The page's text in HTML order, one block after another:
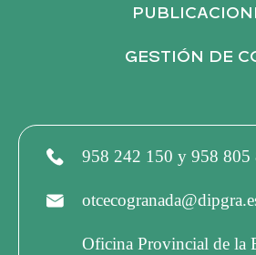
GESTIÓN DE
958 242 150 y 958 805
Oficina Provincial de la